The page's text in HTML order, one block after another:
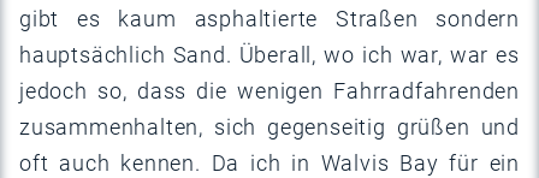
gibt es kaum asphaltierte Straßen sondern
hauptsächlich Sand. Überall, wo ich war, war es
jedoch so, dass die wenigen Fahrradfahrenden
zusammenhalten, sich gegenseitig grüßen und
oft auch kennen. Da ich in Walvis Bay für ein